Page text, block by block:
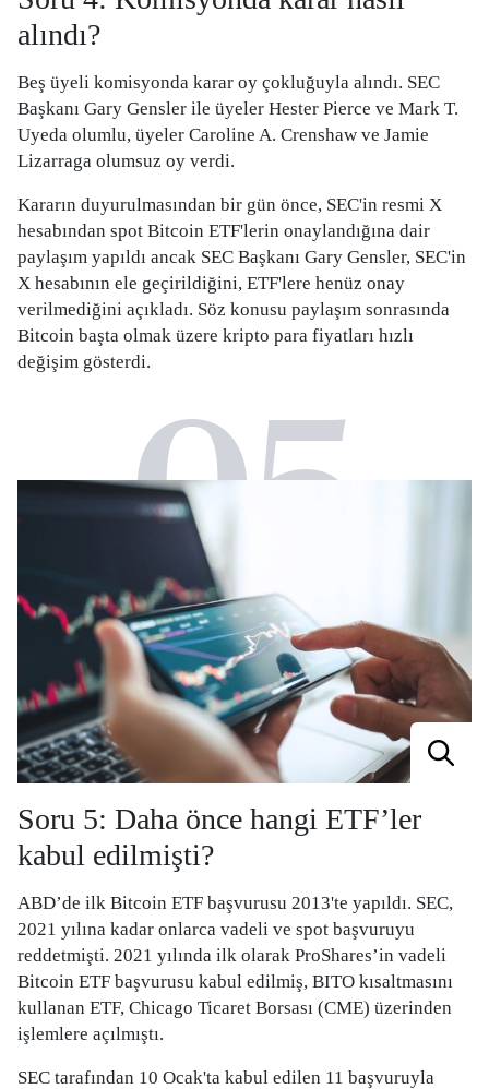
alındı?
Beş üyeli komisyonda karar oy çokluğuyla alındı. SEC
Başkanı Gary Gensler ile üyeler Hester Pierce ve Mark T.
Uyeda olumlu, üyeler Caroline A. Crenshaw ve Jamie
Lizarraga olumsuz oy verdi.
Kararın duyurulmasından bir gün önce, SEC'in resmi X
hesabından spot Bitcoin ETF'lerin onaylandığına dair
paylaşım yapıldı ancak SEC Başkanı Gary Gensler, SEC'in
X hesabının ele geçirildiğini, ETF'lere henüz onay
verilmediğini açıkladı. Söz konusu paylaşım sonrasında
Bitcoin başta olmak üzere kripto para fiyatları hızlı
değişim gösterdi.05
Soru 5: Daha önce hangi ETF’ler
kabul edilmişti?
ABD’de ilk Bitcoin ETF başvurusu 2013'te yapıldı. SEC,
2021 yılına kadar onlarca vadeli ve spot başvuruyu
reddetmişti. 2021 yılında ilk olarak ProShares’in vadeli
Bitcoin ETF başvurusu kabul edilmiş, BITO kısaltmasını
kullanan ETF, Chicago Ticaret Borsası (CME) üzerinden
işlemlere açılmıştı.
SEC tarafından 10 Ocak'ta kabul edilen 11 başvuruyla